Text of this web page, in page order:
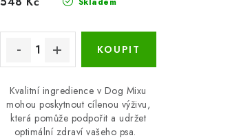
Kvalitní ingredience v Dog Mixu
mohou poskytnout cílenou výživu,
která pomůže podpořit a udržet
optimální zdraví vašeho psa.